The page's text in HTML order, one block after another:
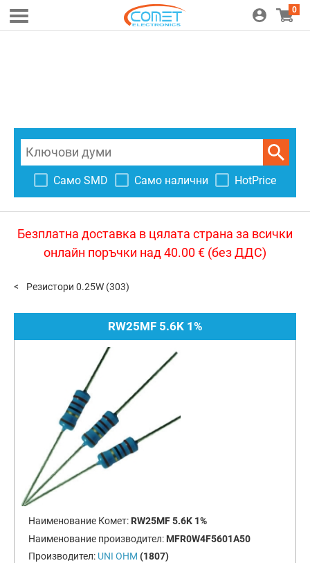
0
Само SMD Само налични HotPrice
Безплатна доставка в цялата страна за всички
онлайн поръчки над 40.00 € (без ДДС)
Резистори 0.25W (303)
RW25MF 5.6K 1%
Наименование Комет: RW25MF 5.6K 1%
Наименование производител: MFR0W4F5601A50
Производител: UNI OHM (1807)